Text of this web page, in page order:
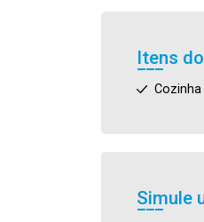
Itens
Cozinha
Simule